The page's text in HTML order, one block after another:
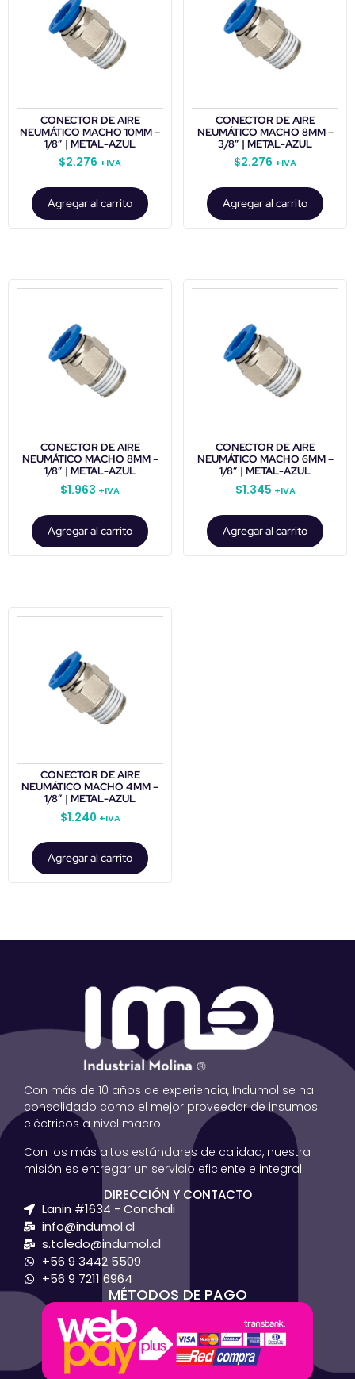
CONECTOR DE AIRE
NEUMÁTICO MACHO 10MM –
1/8″ | METAL-AZUL
$2.276 +IVA
Agregar al carrito
CONECTOR DE AIRE
NEUMÁTICO MACHO 8MM –
3/8″ | METAL-AZUL
$2.276 +IVA
Agregar al carrito
CONECTOR DE AIRE
NEUMÁTICO MACHO 8MM –
1/8″ | METAL-AZUL
$1.963 +IVA
Agregar al carrito
CONECTOR DE AIRE
NEUMÁTICO MACHO 6MM –
1/8″ | METAL-AZUL
$1.345 +IVA
Agregar al carrito
CONECTOR DE AIRE
NEUMÁTICO MACHO 4MM –
1/8″ | METAL-AZUL
$1.240 +IVA
Agregar al carrito
Con más de 10 años de experiencia, Indumol se ha
consolidado como el mejor proveedor de insumos
eléctricos a nivel macro.
Con los más altos estándares de calidad, nuestra
misión es entregar un servicio eficiente e integral
DIRECCIÓN Y CONTACTO
Lanin #1634 - Conchali
info@indumol.cl
s.toledo@indumol.cl
+56 9 3442 5509
+56 9 7211 6964
MÉTODOS DE PAGO